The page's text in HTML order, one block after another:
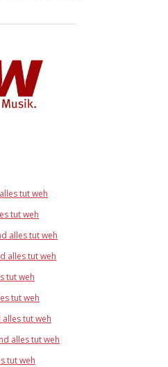
tut weh
tut weh
alles tut weh
alles tut weh
tut weh
tut weh
alles tut weh
alles tut weh
tut weh